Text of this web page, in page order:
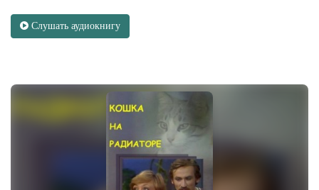
Слушать аудиокнигу